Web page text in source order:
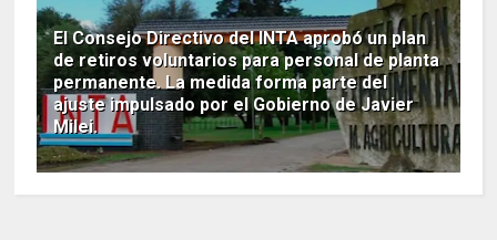
El Consejo Directivo del INTA aprobó un plan
de retiros voluntarios para personal de planta
permanente. La medida forma parte del
ajuste impulsado por el Gobierno de Javier
Milei.